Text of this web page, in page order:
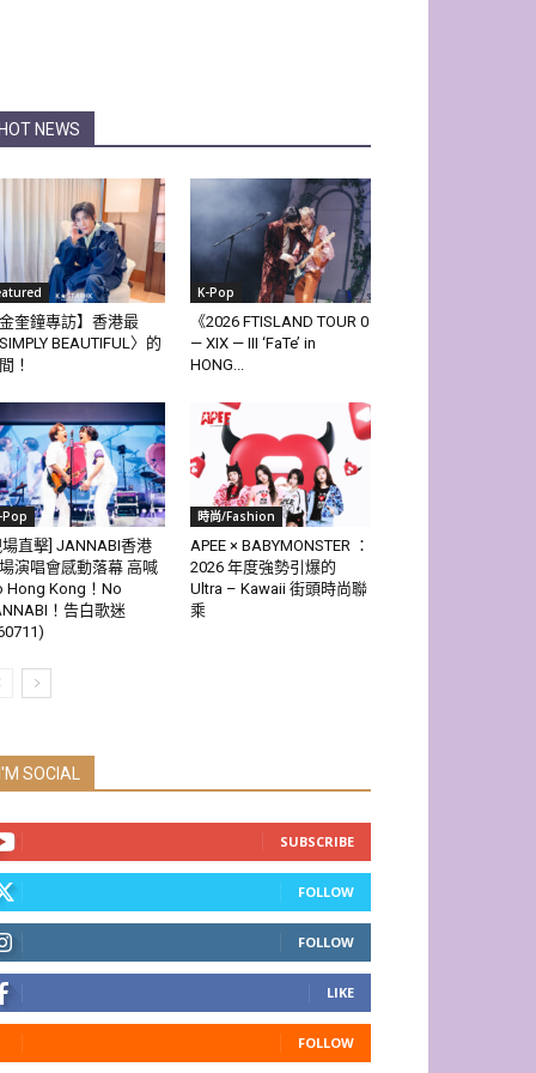
HOT NEWS
金奎鐘專訪】香港最
SIMPLY BEAUTIFUL〉的
！
K-Pop
《2026 FTISLAND TOUR 0
— XIX — III ‘FaTe’ in
HONG...
Pop
場直擊] JANNABI香港
演唱會感動落幕 高喊
Hong Kong！No
！告白歌迷
時尚/Fashion
APEE × BABYMONSTER ：
2026 年度強勢引爆的
Ultra – Kawaii 街頭時尚聯
乘
I'M SOCIAL
SUBSCRIBE
FOLLOW
FOLLOW
LIKE
FOLLOW